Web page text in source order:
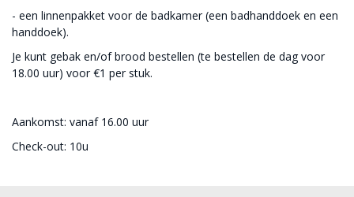
- een linnenpakket voor de badkamer (een badhanddoek en een
handdoek).
Je kunt gebak en/of brood bestellen (te bestellen de dag voor
18.00 uur) voor €1 per stuk.
Aankomst: vanaf 16.00 uur
Check-out: 10u